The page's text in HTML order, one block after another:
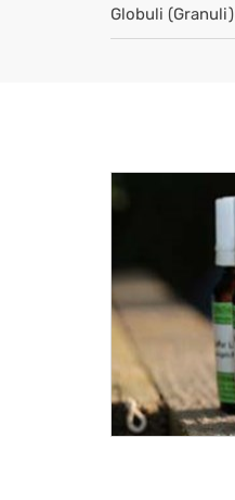
Globuli (Granuli)